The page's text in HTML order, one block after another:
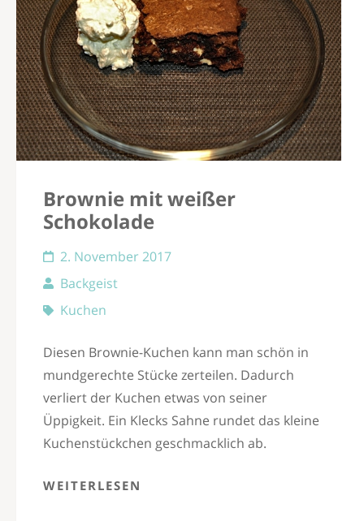
Brownie mit weißer
Schokolade
2. November 2017
Backgeist
Kuchen
Diesen Brownie-Kuchen kann man schön in
mundgerechte Stücke zerteilen. Dadurch
verliert der Kuchen etwas von seiner
Üppigkeit. Ein Klecks Sahne rundet das kleine
Kuchenstückchen geschmacklich ab.
WEITERLESEN